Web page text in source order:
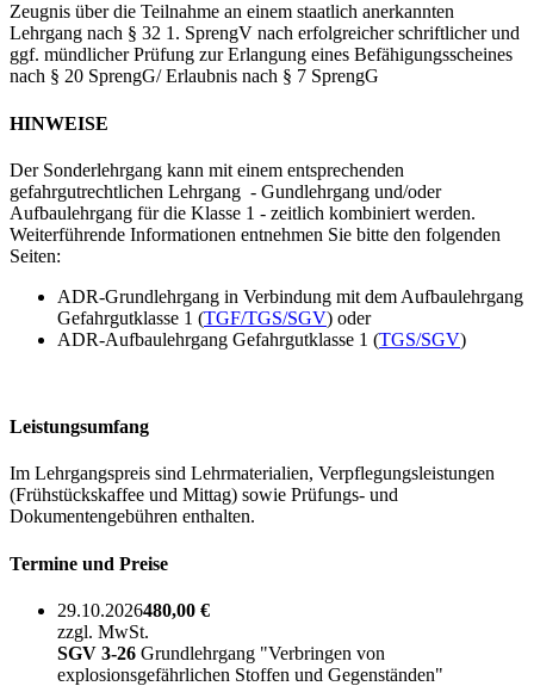
Zeugnis über die Teilnahme an einem staatlich anerkannten
Lehrgang nach § 32 1. SprengV nach erfolgreicher schriftlicher und
ggf. mündlicher Prüfung zur Erlangung eines Befähigungsscheines
nach § 20 SprengG/ Erlaubnis nach § 7 SprengG
HINWEISE
Der Sonderlehrgang kann mit einem entsprechenden
gefahrgutrechtlichen Lehrgang - Gundlehrgang und/oder
Aufbaulehrgang für die Klasse 1 - zeitlich kombiniert werden.
Weiterführende Informationen entnehmen Sie bitte den folgenden
Seiten:
ADR-Grundlehrgang in Verbindung mit dem Aufbaulehrgang
Gefahrgutklasse 1 (TGF/TGS/SGV) oder
ADR-Aufbaulehrgang Gefahrgutklasse 1 (TGS/SGV)
Leistungsumfang
Im Lehrgangspreis sind Lehrmaterialien, Verpflegungsleistungen
(Frühstückskaffee und Mittag) sowie Prüfungs- und
Dokumentengebühren enthalten.
Termine und Preise
29.10.2026480,00 €
zzgl. MwSt.
SGV 3-26 Grundlehrgang "Verbringen von
explosionsgefährlichen Stoffen und Gegenständen"